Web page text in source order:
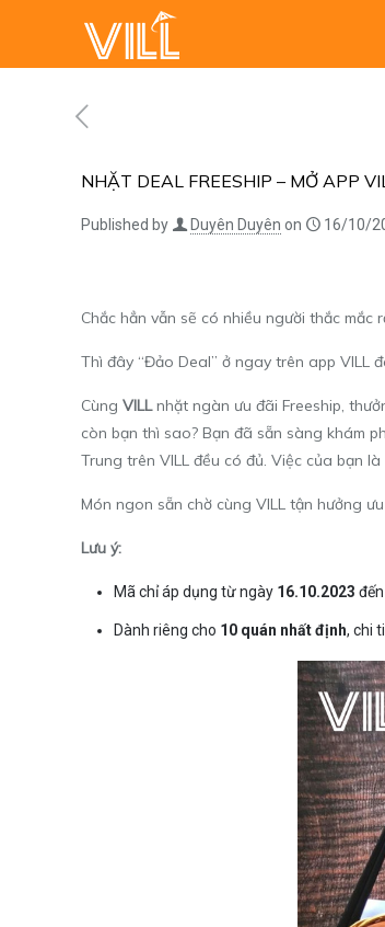
NHẶT DEAL FREESHIP – MỞ APP
Published by Duyên Duyên on 16/10/
Chắc hẳn vẫn sẽ có nhiều người thắc mắc
Thì đây “Đảo Deal” ở ngay trên app VILL
CùngVILLnhặt ngàn ưu đãi Freeship,
còn bạn thì sao? Bạn đã sẵn sàng khám
Trung trên VILL đều có đủ. Việc của bạn
Món ngon sẵn chờ cùng VILL tận hưởng
Lưu ý:
Mã chỉ áp dụng từ ngày 16.10.2023
Dành riêng cho 10 quán nhất định, chi